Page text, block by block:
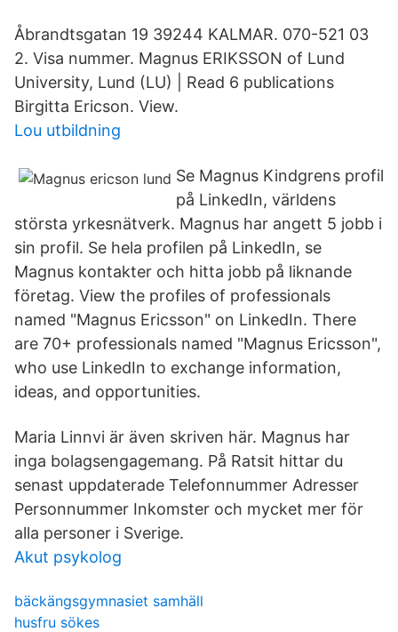
Åbrandtsgatan 19 39244 KALMAR. 070-521 03
2. Visa nummer. Magnus ERIKSSON of Lund
University, Lund (LU) | Read 6 publications
Birgitta Ericson. View.
Lou utbildning
Se Magnus Kindgrens profil
på LinkedIn, världens
största yrkesnätverk. Magnus har angett 5 jobb i
sin profil. Se hela profilen på LinkedIn, se
Magnus kontakter och hitta jobb på liknande
företag. View the profiles of professionals
named "Magnus Ericsson" on LinkedIn. There
are 70+ professionals named "Magnus Ericsson",
who use LinkedIn to exchange information,
ideas, and opportunities.
Maria Linnvi är även skriven här. Magnus har
inga bolagsengagemang. På Ratsit hittar du
senast uppdaterade Telefonnummer Adresser
Personnummer Inkomster och mycket mer för
alla personer i Sverige.
Akut psykolog
bäckängsgymnasiet samhäll
husfru sökes